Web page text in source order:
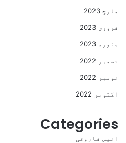
مارچ 2023
فروری 2023
جنوری 2023
دسمبر 2022
نومبر 2022
اکتوبر 2022
Categories
انیس فاروقی